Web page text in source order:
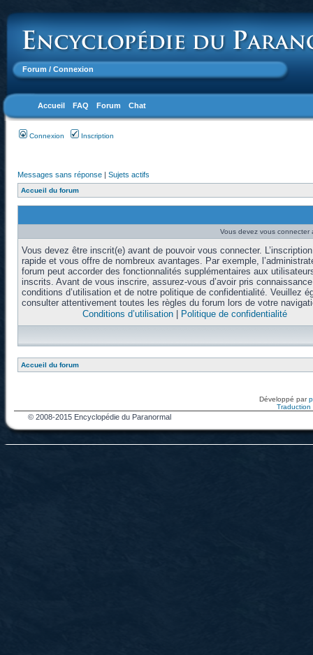
Forum / Connexion
Accueil FAQ Forum Chat
Connexion Inscription
Messages sans réponse | Sujets actifs
Accueil du forum
Vous devez vous connecter
Vous devez être inscrit(e) avant de pouvoir vous connecter.
rapide et vous offre de nombreux avantages. Par exemple,
forum peut accorder des fonctionnalités supplémentaires aux
inscrits. Avant de vous inscrire, assurez-vous d’avoir pris
conditions d’utilisation et de notre politique de confidentialité. Veuillez
consulter attentivement toutes les règles du forum lors de votre
Conditions d’utilisation| Politique de confidentialité
Accueil du forum
Développé par
Traduction
© 2008-2015 Encyclopédie du Paranormal